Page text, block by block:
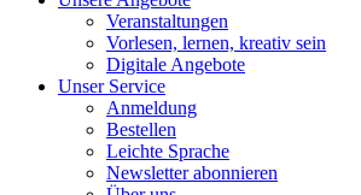
Veranstaltungen
Vorlesen, lernen, kreativ sein
Digitale Angebote
Unser Service
Anmeldung
Bestellen
Leichte Sprache
Newsletter abonnieren